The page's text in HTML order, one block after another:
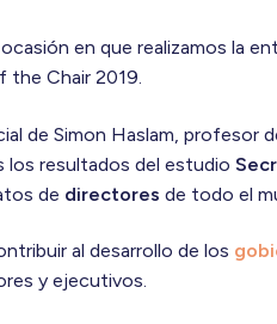
en que realizamos la
the Chair 2019.
de Simon Haslam, profesor
los resultados del estudio
de directores de todo el
al desarrollo de los
y ejecutivos.